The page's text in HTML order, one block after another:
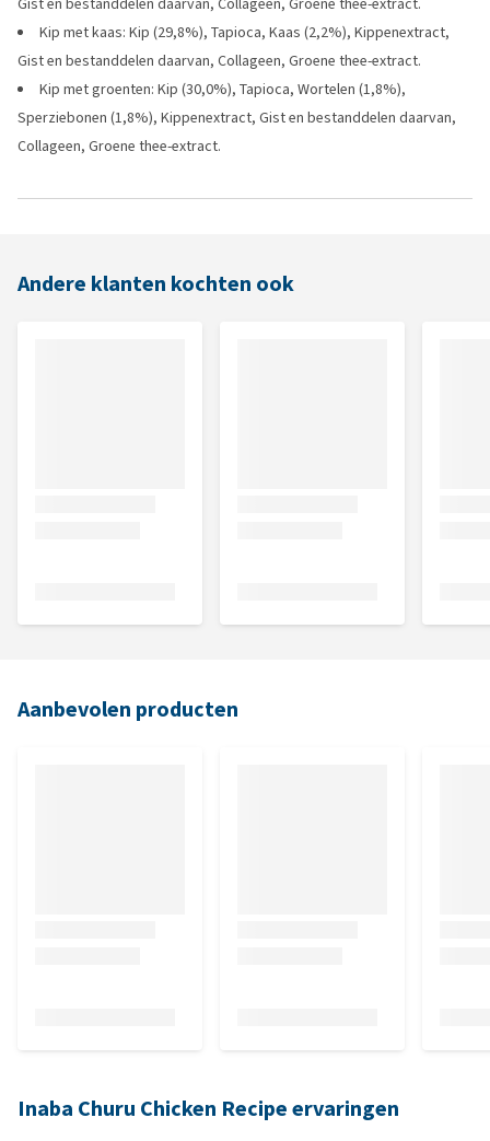
Kip met kaas: Kip (29,8%), Tapioca, Kaas (2,2%), Kippenextract,
Gist en bestanddelen daarvan, Collageen, Groene thee-extract.
Kip met groenten: Kip (30,0%), Tapioca, Wortelen (1,8%),
Sperziebonen (1,8%), Kippenextract, Gist en bestanddelen daarvan,
Collageen, Groene thee-extract.
Andere klanten kochten ook
Aanbevolen producten
Inaba Churu Chicken Recipe ervaringen